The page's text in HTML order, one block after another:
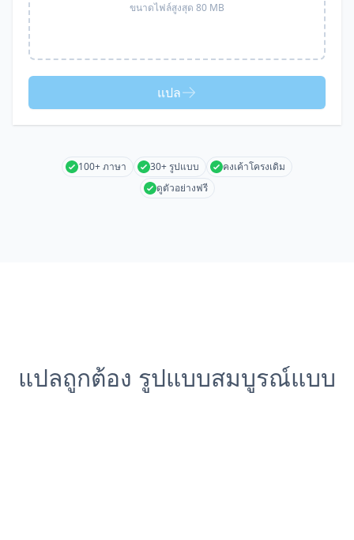
ขนาดไฟล์สูงสุด 80 MB
แปล
100+ ภาษา 30+ รูปแบบ
คงเค้าโครงเดิม
ดูตัวอย่างฟรี
แปลถูกต้อง รูปแบบสมบูรณ์แบบ